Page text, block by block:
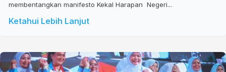
membentangkan manifesto Kekal Harapan Negeri...
Ketahui Lebih Lanjut